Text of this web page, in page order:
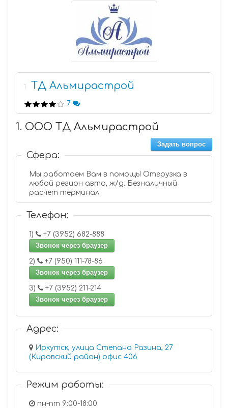
1 ТД Альмирастрой
7
1. ООО ТД Альмирастрой
Задать вопрос
Сфера:
Мы работаем Вам в помощь! Отгрузка в
любой регион авто, ж/д. Безналичный
расчет терминал.
Телефон:
1)
+7 (3952) 682-888
Звонок через браузер
2)
+7 (950) 111-78-86
Звонок через браузер
3)
+7 (3952) 211-214
Звонок через браузер
Адрес:
Иркутск, улица Степана Разина, 27
(Кировский район) офис 406
Режим работы:
пн-пт 9:00-18:00